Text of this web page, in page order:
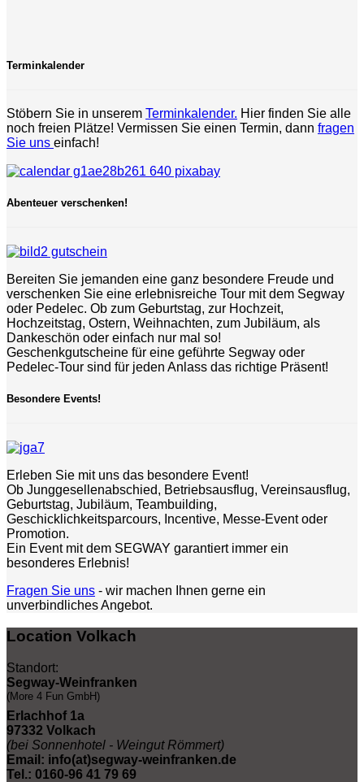
Terminkalender
Stöbern Sie in unserem Terminkalender. Hier finden Sie alle
noch freien Plätze! Vermissen Sie einen Termin, dann fragen
Sie uns einfach!
Abenteuer verschenken!
Bereiten Sie jemanden eine ganz besondere Freude und
verschenken Sie eine erlebnisreiche Tour mit dem Segway
oder Pedelec. Ob zum Geburtstag, zur Hochzeit,
Hochzeitstag, Ostern, Weihnachten, zum Jubiläum, als
Dankeschön oder einfach nur mal so!
Geschenkgutscheine für eine geführte Segway oder
Pedelec-Tour sind für jeden Anlass das richtige Präsent!
Besondere Events!
Erleben Sie mit uns das besondere Event!
Ob Junggesellenabschied, Betriebsausflug, Vereinsausflug,
Geburtstag, Jubiläum, Teambuilding,
Geschicklichkeitsparcours, Incentive, Messe-Event oder
Promotion.
Ein Event mit dem SEGWAY garantiert immer ein
besonderes Erlebnis!
Fragen Sie uns - wir machen Ihnen gerne ein
unverbindliches Angebot.
Location Volkach
Standort:
Segway-Weinfranken
(More 4 Fun GmbH)
Erlachhof 1a
97332 Volkach
(bei Sonnenhotel - Weingut Römmert)
Email: info(at)segway-weinfranken.de
Tel.: 0160-96 41 79 69